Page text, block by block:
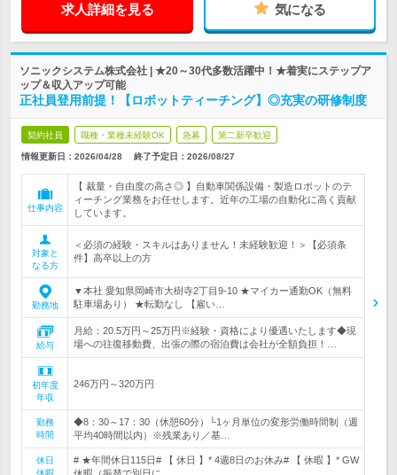
求人詳細を見る 気になる
ソニックシステム株式会社 | ★20～30代多数活躍中！★着実にステップア
ップ＆収入アップ可能
正社員登用前提！【ロボットティーチング】◎充実の研修制度
契約社員 職種・業種未経験OK 急募 第二新卒歓迎
情報更新日：2026/04/28 終了予定日： 2026/08/27
仕事内容
【 裁量・自由度の高さ◎ 】自動車関係設備・製造ロボットのテ
ィーチング業務をお任せします。近年の工場の自動化に高く貢献
しています。
対象と
なる方
＜必須の経験・スキルはありません！未経験歓迎！＞【必須条
件】高卒以上の方
勤務地
▼本社 愛知県岡崎市大樹寺2丁目9-10 ★マイカー通勤OK（無料
駐車場あり） ★転勤なし 【雇い…
給与
月給：20.5万円～25万円※経験・資格により優遇いたします◆現
場への往復移動費、出張の際の宿泊費は会社が全額負担！…
初年度
年収
246万円～320万円
勤務
時間
◆8：30～17：30（休憩60分）└1ヶ月単位の変形労働時間制（週
平均40時間以内）※残業あり／基…
休日
休暇
# ★年間休日115日# 【 休日 】* 4週8日のお休み# 【 休暇 】* GW